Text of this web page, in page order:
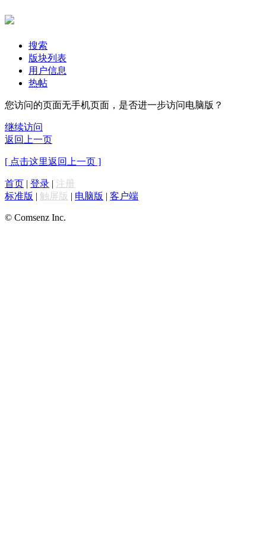
搜索
版块列表
用户信息
热帖
您访问的页面无手机页面，是否进一步访问电脑版？
继续访问
返回上一页
[ 点击这里返回上一页 ]
首页 | 登录 | 注册
标准版 | 触屏版 | 电脑版 | 客户端
© Comsenz Inc.